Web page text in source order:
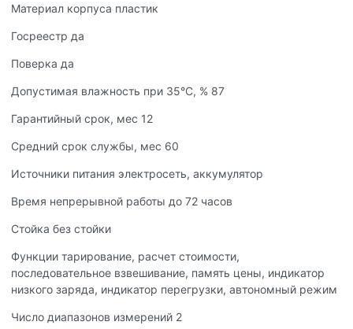
Материал корпуса пластик
Госреестр да
Поверка да
Допустимая влажность при 35°С, % 87
Гарантийный срок, мес 12
Средний срок службы, мес 60
Источники питания электросеть, аккумулятор
Время непрерывной работы до 72 часов
Стойка без стойки
Функции тарирование, расчет стоимости,
последовательное взвешивание, память цены, индикатор
низкого заряда, индикатор перегрузки, автономный режим
Число диапазонов измерений 2